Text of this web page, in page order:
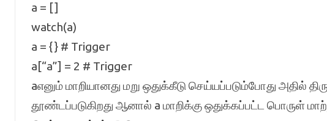
a = []
watch(a)
a = {} # Trigger
a[“a”] = 2 # Trigger
aஎனும் மாறியானது மறு ஒதுக்கீடு செய்யப்படும்போது அதில்
தூண்டப்படுகிறது ஆனால் a மாறிக்கு ஒதுக்கப்பட்ட பொருள்